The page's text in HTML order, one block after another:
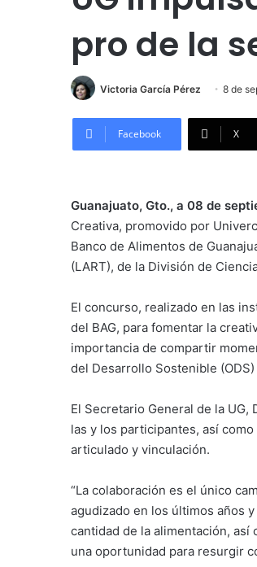
pro de la
Victoria García Pérez 8 de
Facebook X
Guanajuato, Gto., a 08 de
Creativa, promovido por
Banco de Alimentos de
(LART), de la División de
El concurso, realizado en las
del BAG, para fomentar la
importancia de compartir
del Desarrollo Sostenible
El Secretario General de la UG,
las y los participantes, así
articulado y vinculación.
“La colaboración es el único
agudizado en los últimos años
cantidad de la alimentación, así
una oportunidad para resurgir